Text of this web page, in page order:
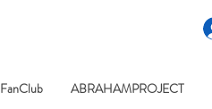
FanClub ABRAHAMPROJECT